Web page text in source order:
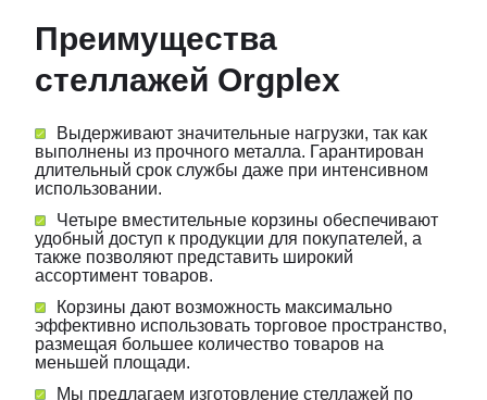
Преимущества
стеллажей Orgplex
Выдерживают значительные нагрузки, так как
выполнены из прочного металла. Гарантирован
длительный срок службы даже при интенсивном
использовании.
Четыре вместительные корзины обеспечивают
удобный доступ к продукции для покупателей, а
также позволяют представить широкий
ассортимент товаров.
Корзины дают возможность максимально
эффективно использовать торговое пространство,
размещая большее количество товаров на
меньшей площади.
Мы предлагаем изготовление стеллажей по